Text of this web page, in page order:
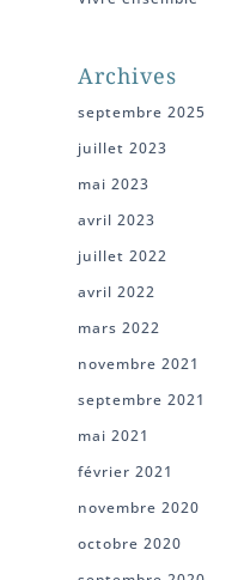
Archives
septembre 2025
juillet 2023
mai 2023
avril 2023
juillet 2022
avril 2022
mars 2022
novembre 2021
septembre 2021
mai 2021
février 2021
novembre 2020
octobre 2020